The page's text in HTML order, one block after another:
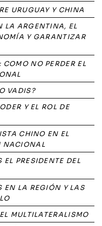
URUGUAY Y CHINA
LA ARGENTINA, EL
Y GARANTIZAR
NO PERDER EL
VADIS?
Y EL ROL DE
CHINO EN EL
NACIONAL
EL PRESIDENTE DEL
EN LA REGIÓN Y LAS
MULTILATERALISMO